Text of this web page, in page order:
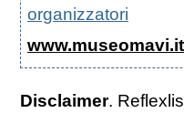
organizzatori
www.museomavi.it
Disclaimer.